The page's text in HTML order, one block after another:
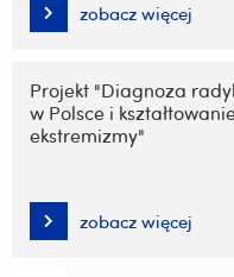
treści
zobacz więcej
Projekt "Diagnoza
w Polsce i
ekstremizmy"
zobacz więcej